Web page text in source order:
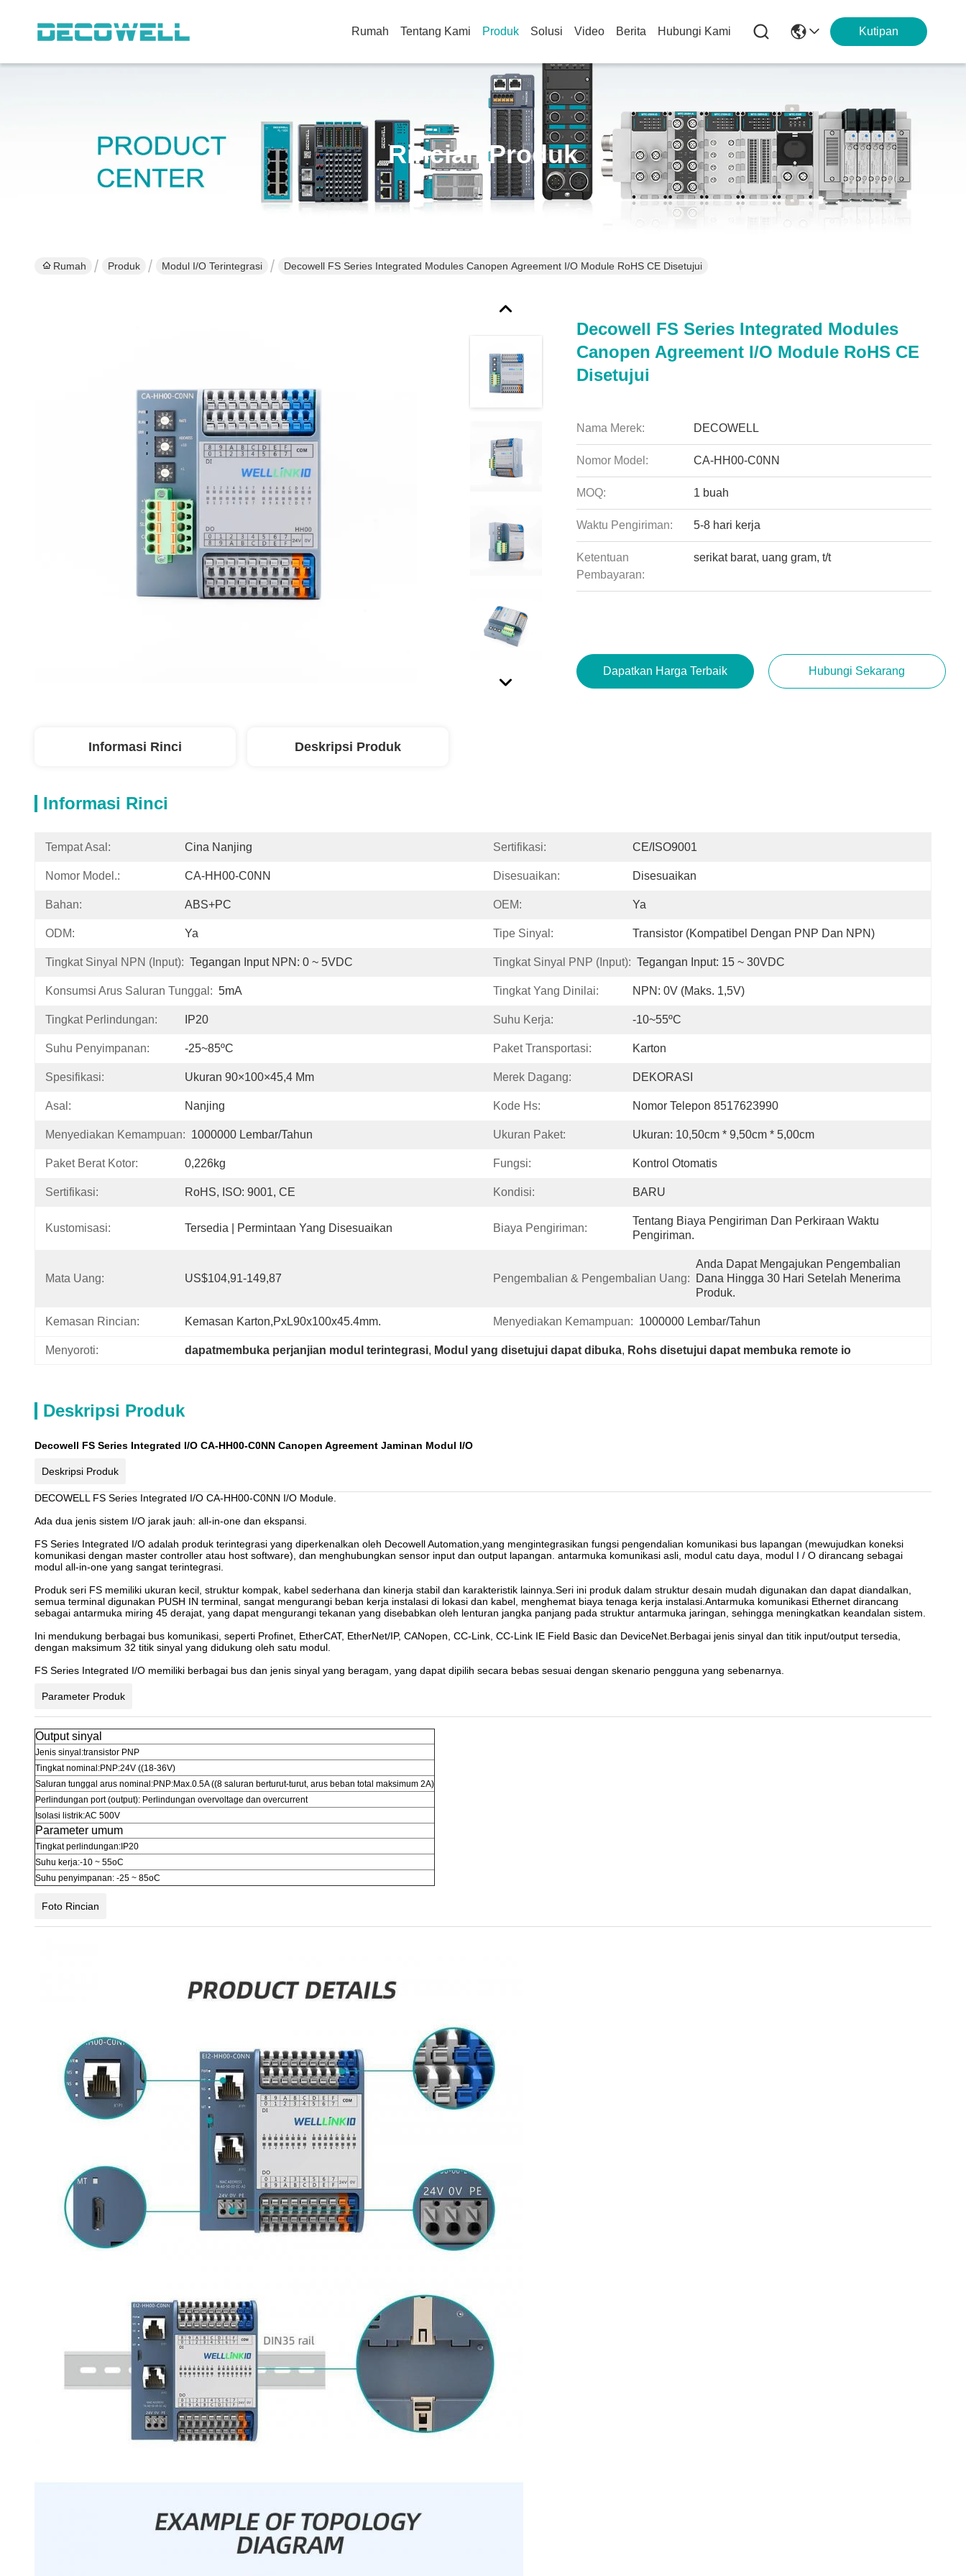
Rumah Tentang Kami Produk Solusi Video Berita Hubungi Kami Kutipan
Rincian Produk
Rumah Produk Modul I/O Terintegrasi Decowell FS Series Integrated Modules Canopen Agreement I/O Module RoHS CE Disetujui
Decowell FS Series Integrated Modules
Canopen Agreement I/O Module RoHS CE
Disetujui
Nama Merek: DECOWELL
Nomor Model: CA-HH00-C0NN
MOQ: 1 buah
Waktu Pengiriman: 5-8 hari kerja
Ketentuan
Pembayaran:
serikat barat, uang gram, t/t
Dapatkan Harga Terbaik Hubungi Sekarang
Informasi Rinci Deskripsi Produk
Informasi Rinci
Tempat Asal: Cina Nanjing Sertifikasi: CE/ISO9001
Nomor Model.: CA-HH00-C0NN Disesuaikan: Disesuaikan
Bahan: ABS+PC OEM: Ya
ODM: Ya Tipe Sinyal: Transistor (Kompatibel Dengan PNP Dan NPN)
Tingkat Sinyal NPN (Input): Tegangan Input NPN: 0 ~ 5VDC Tingkat Sinyal PNP (Input): Tegangan Input: 15 ~ 30VDC
Konsumsi Arus Saluran Tunggal: 5mA Tingkat Yang Dinilai: NPN: 0V (Maks. 1,5V)
Tingkat Perlindungan: IP20 Suhu Kerja: -10~55ºC
Suhu Penyimpanan: -25~85ºC Paket Transportasi: Karton
Spesifikasi: Ukuran 90×100×45,4 Mm Merek Dagang: DEKORASI
Asal: Nanjing Kode Hs: Nomor Telepon 8517623990
Menyediakan Kemampuan: 1000000 Lembar/Tahun Ukuran Paket: Ukuran: 10,50cm * 9,50cm * 5,00cm
Paket Berat Kotor: 0,226kg Fungsi: Kontrol Otomatis
Sertifikasi: RoHS, ISO: 9001, CE Kondisi: BARU
Kustomisasi: Tersedia | Permintaan Yang Disesuaikan Biaya Pengiriman:
Tentang Biaya Pengiriman Dan Perkiraan Waktu
Pengiriman.
Mata Uang: US$104,91-149,87 Pengembalian & Pengembalian Uang:
Anda Dapat Mengajukan Pengembalian
Dana Hingga 30 Hari Setelah Menerima
Produk.
Kemasan Rincian: Kemasan Karton,PxL90x100x45.4mm. Menyediakan Kemampuan: 1000000 Lembar/Tahun
Menyoroti: dapatmembuka perjanjian modul terintegrasi, Modul yang disetujui dapat dibuka, Rohs disetujui dapat membuka remote io
Deskripsi Produk
Decowell FS Series Integrated I/O CA-HH00-C0NN Canopen Agreement Jaminan Modul I/O
Deskripsi Produk
DECOWELL FS Series Integrated I/O CA-HH00-C0NN I/O Module.
Ada dua jenis sistem I/O jarak jauh: all-in-one dan ekspansi.
FS Series Integrated I/O adalah produk terintegrasi yang diperkenalkan oleh Decowell Automation,yang mengintegrasikan fungsi pengendalian komunikasi bus lapangan (mewujudkan koneksi
komunikasi dengan master controller atau host software), dan menghubungkan sensor input dan output lapangan. antarmuka komunikasi asli, modul catu daya, modul I / O dirancang sebagai
modul all-in-one yang sangat terintegrasi.
Produk seri FS memiliki ukuran kecil, struktur kompak, kabel sederhana dan kinerja stabil dan karakteristik lainnya.Seri ini produk dalam struktur desain mudah digunakan dan dapat diandalkan,
semua terminal digunakan PUSH IN terminal, sangat mengurangi beban kerja instalasi di lokasi dan kabel, menghemat biaya tenaga kerja instalasi.Antarmuka komunikasi Ethernet dirancang
sebagai antarmuka miring 45 derajat, yang dapat mengurangi tekanan yang disebabkan oleh lenturan jangka panjang pada struktur antarmuka jaringan, sehingga meningkatkan keandalan sistem.
Ini mendukung berbagai bus komunikasi, seperti Profinet, EtherCAT, EtherNet/IP, CANopen, CC-Link, CC-Link IE Field Basic dan DeviceNet.Berbagai jenis sinyal dan titik input/output tersedia,
dengan maksimum 32 titik sinyal yang didukung oleh satu modul.
FS Series Integrated I/O memiliki berbagai bus dan jenis sinyal yang beragam, yang dapat dipilih secara bebas sesuai dengan skenario pengguna yang sebenarnya.
Parameter Produk
Output sinyal
Jenis sinyal:transistor PNP
Tingkat nominal:PNP:24V ((18-36V)
Saluran tunggal arus nominal:PNP:Max.0.5A ((8 saluran berturut-turut, arus beban total maksimum 2A)
Perlindungan port (output): Perlindungan overvoltage dan overcurrent
Isolasi listrik:AC 500V
Parameter umum
Tingkat perlindungan:IP20
Suhu kerja:-10 ~ 55oC
Suhu penyimpanan: -25 ~ 85oC
Foto Rincian